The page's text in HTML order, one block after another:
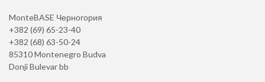
MonteBASE Черногория
+382 (69) 65-23-40
+382 (68) 63-50-24
85310 Montenegro Budva
Donji Bulevar bb